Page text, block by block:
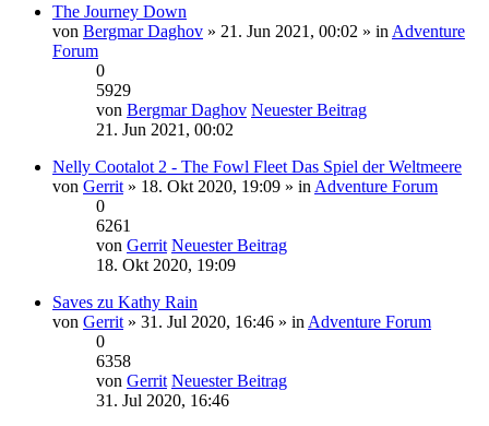
The Journey Down
von Bergmar Daghov » 21. Jun 2021, 00:02 » in Adventure
Forum
0
5929
von Bergmar Daghov Neuester Beitrag
21. Jun 2021, 00:02
Nelly Cootalot 2 - The Fowl Fleet Das Spiel der Weltmeere
von Gerrit » 18. Okt 2020, 19:09 » in Adventure Forum
0
6261
von Gerrit Neuester Beitrag
18. Okt 2020, 19:09
Saves zu Kathy Rain
von Gerrit » 31. Jul 2020, 16:46 » in Adventure Forum
0
6358
von Gerrit Neuester Beitrag
31. Jul 2020, 16:46